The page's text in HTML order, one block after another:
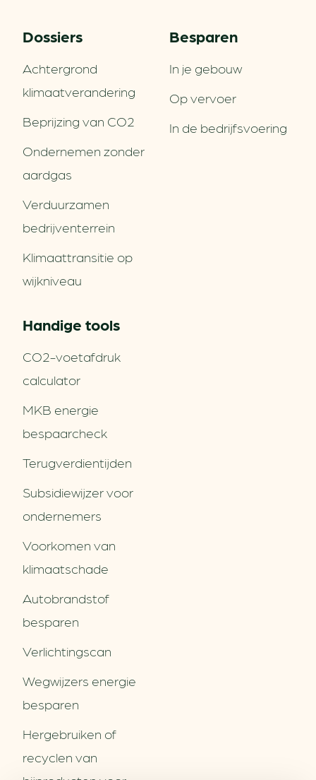
Partners
Dossiers
Achtergrond
klimaatverandering
Beprijzing van CO2
Ondernemen zonder
aardgas
Verduurzamen
bedrijventerrein
Klimaattransitie op
wijkniveau
Besparen
In je gebouw
Op vervoer
In de bedrijfsvoering
Handige tools
CO2-voetafdruk
calculator
MKB energie
bespaarcheck
Terugverdien­tijden
Subsidiewijzer voor
ondernemers
Voorkomen van
klimaatschade
Autobrandstof
besparen
Verlichtingscan
Wegwijzers energie
besparen
Hergebruiken of
recyclen van